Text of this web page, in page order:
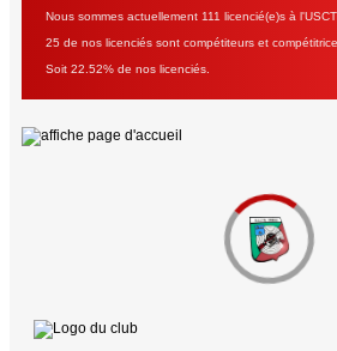
Nous sommes actuellement 111 licencié(e)s à
25 de nos licenciés sont compétiteurs et
Soit 22.52% de nos licenciés.